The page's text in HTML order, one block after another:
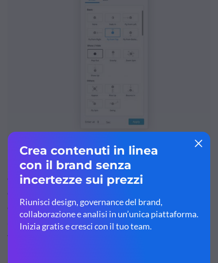
Basta fare clic sull'oggetto che si desidera animare,
cliccare suAzioni, poi su Animazioniper visualizzare le
elementi che vuoi che rimangano sulla pagina e un tipo di
animazione di uscita per gli oggetti che non ti dispiace
volare via dalla tela.